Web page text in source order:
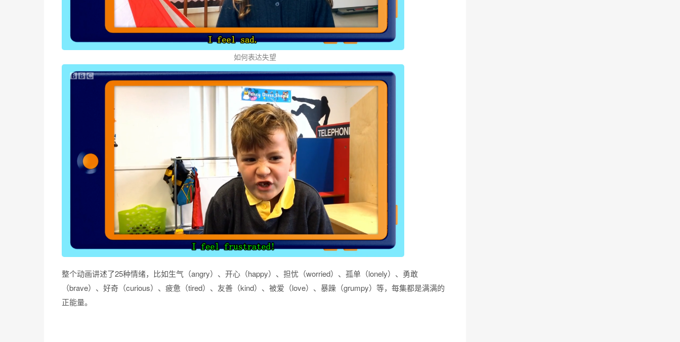
如何表达失望
整个动画讲述了25种情绪，比如生气（angry）、开心（happy）、担忧（worried）、孤单（lonely）、勇敢
（brave）、好奇（curious）、疲惫（tired）、友善（kind）、被爱（love）、暴躁（grumpy）等，每集都是满满的
正能量。